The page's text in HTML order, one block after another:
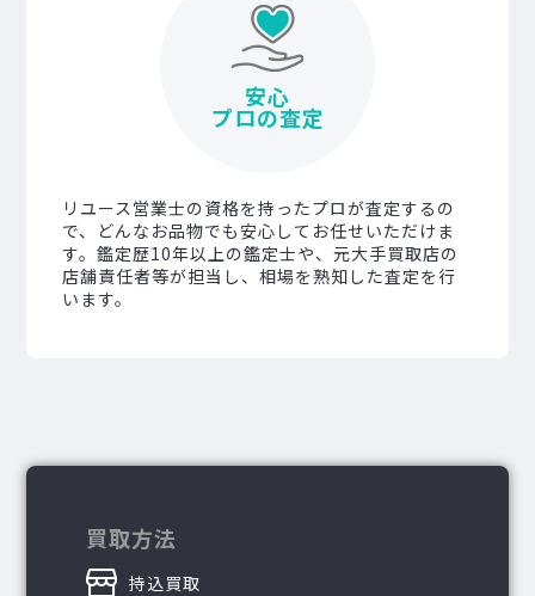
買取方法
持込買取
安心
プロの査定
リユース営業士の資格を持ったプロが査定するの
で、どんなお品物でも安心してお任せいただけま
す。鑑定歴10年以上の鑑定士や、元大手買取店の
店舗責任者等が担当し、相場を熟知した査定を行
います。